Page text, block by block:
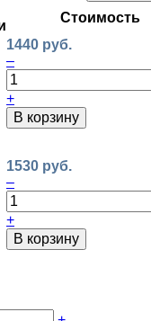
Стоимость
1440 руб.
–
+
В корзину
1530 руб.
–
+
В корзину